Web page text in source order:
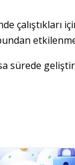
sürede